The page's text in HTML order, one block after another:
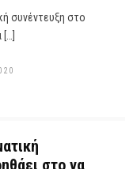
συνέντευξη στο